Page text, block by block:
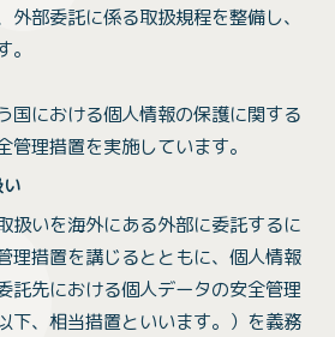
外部委託に係る取扱規程を整備し、
国における個人情報の保護に関する
理措置を実施しています。
扱いを海外にある外部に委託するに
理措置を講じるとともに、個人情報
託先における個人データの安全管理
下、相当措置といいます。）を義務